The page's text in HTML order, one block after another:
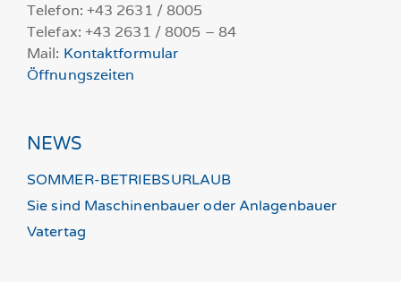
Telefon: +43 2631 / 8005
Telefax: +43 2631 / 8005 – 84
Mail: Kontaktformular
Öffnungszeiten
NEWS
SOMMER-BETRIEBSURLAUB
Sie sind Maschinenbauer oder Anlagenbauer
Vatertag